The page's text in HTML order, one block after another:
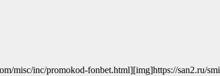
misc/inc/promokod-fonbet.html][img]https://san2.ru/